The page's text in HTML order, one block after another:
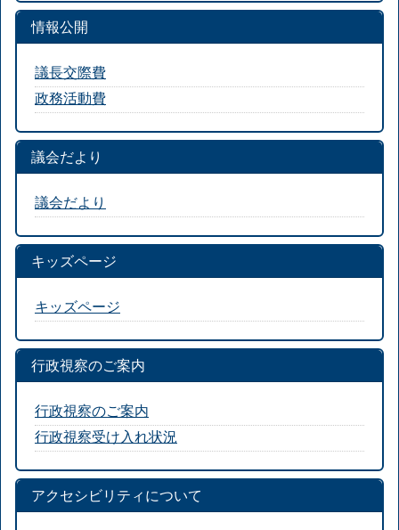
情報公開
議長交際費
政務活動費
議会だより
議会だより
キッズページ
キッズページ
行政視察のご案内
行政視察のご案内
行政視察受け入れ状況
アクセシビリティについて